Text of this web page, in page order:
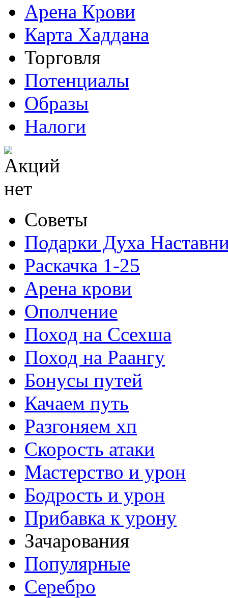
Арена Крови
Карта Хаддана
Торговля
Потенциалы
Образы
Налоги
Советы
Подарки Духа
Раскачка 1-25
Арена крови
Ополчение
Поход на Ссехша
Поход на Раангу
Бонусы путей
Качаем путь
Разгоняем хп
Скорость атаки
Мастерство и урон
Бодрость и урон
Прибавка к урону
Зачарования
Популярные
Серебро